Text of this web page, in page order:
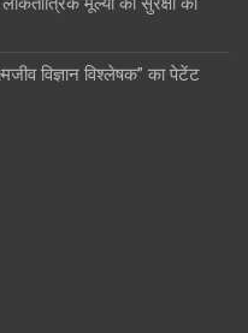
विज्ञान विश्लेषक” का पेटेंट